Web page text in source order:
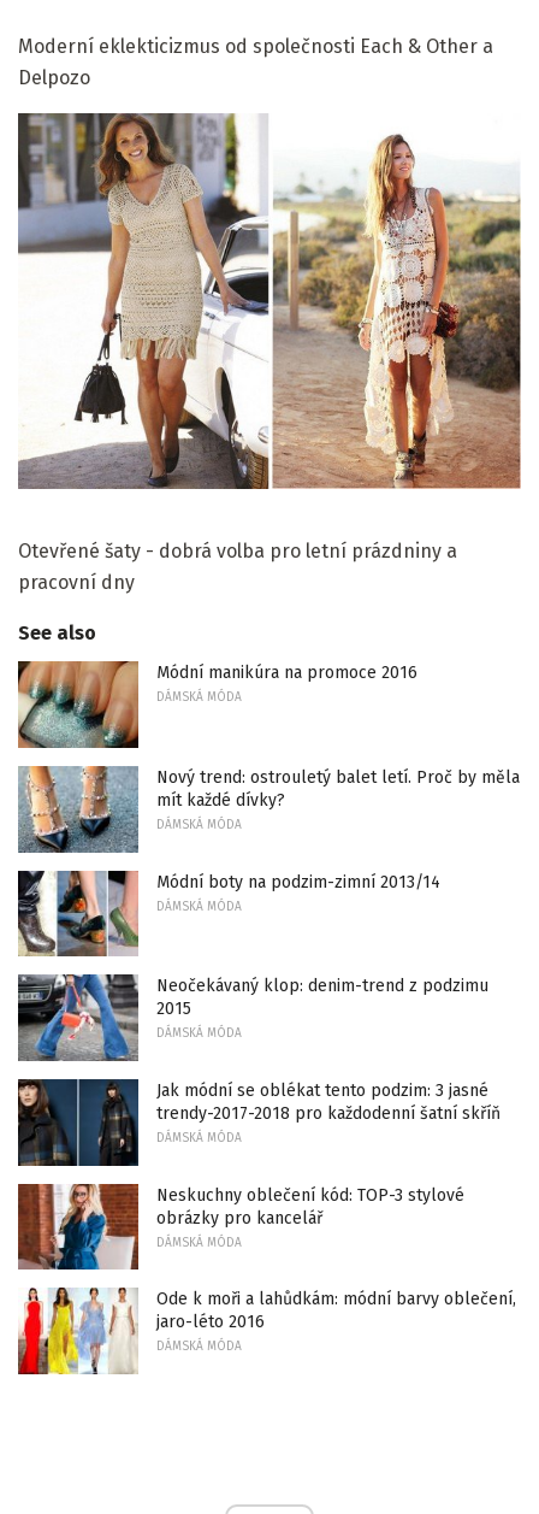
Moderní eklekticizmus od společnosti Each & Other a
Delpozo
Otevřené šaty - dobrá volba pro letní prázdniny a
pracovní dny
See also
Módní manikúra na promoce 2016
DÁMSKÁ MÓDA
Nový trend: ostrouletý balet letí. Proč by měla
mít každé dívky?
DÁMSKÁ MÓDA
Módní boty na podzim-zimní 2013/14
DÁMSKÁ MÓDA
Neočekávaný klop: denim-trend z podzimu
2015
DÁMSKÁ MÓDA
Jak módní se oblékat tento podzim: 3 jasné
trendy-2017-2018 pro každodenní šatní skříň
DÁMSKÁ MÓDA
Neskuchny oblečení kód: TOP-3 stylové
obrázky pro kancelář
DÁMSKÁ MÓDA
Ode k moři a lahůdkám: módní barvy oblečení,
jaro-léto 2016
DÁMSKÁ MÓDA